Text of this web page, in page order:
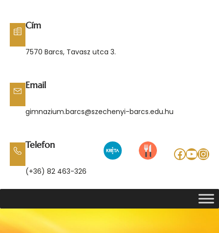
tartalomhoz
Cím
7570 Barcs, Tavasz utca 3.
Email
gimnazium.barcs@szechenyi-barcs.edu.hu
Telefon
(+36) 82 463-326